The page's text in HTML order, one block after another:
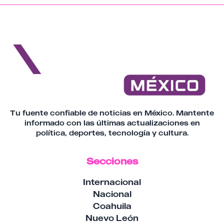
Tu fuente confiable de noticias en México. Mantente
informado con las últimas actualizaciones en
política, deportes, tecnología y cultura.
Secciones
Internacional
Nacional
Coahuila
Nuevo León